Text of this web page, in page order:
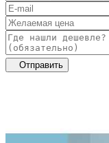
Отправить